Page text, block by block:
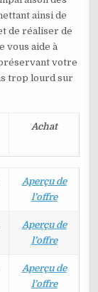
ainsi de
de réaliser de
vous aide à
votre
trop lourd sur
Achat
Aperçu de
l’offre
Aperçu de
l’offre
Aperçu de
l’offre